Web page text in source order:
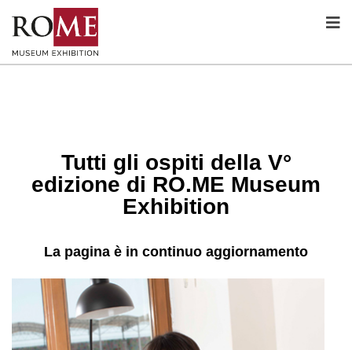
Tutti gli ospiti della V°
edizione di RO.ME Museum
Exhibition
La pagina è in continuo aggiornamento